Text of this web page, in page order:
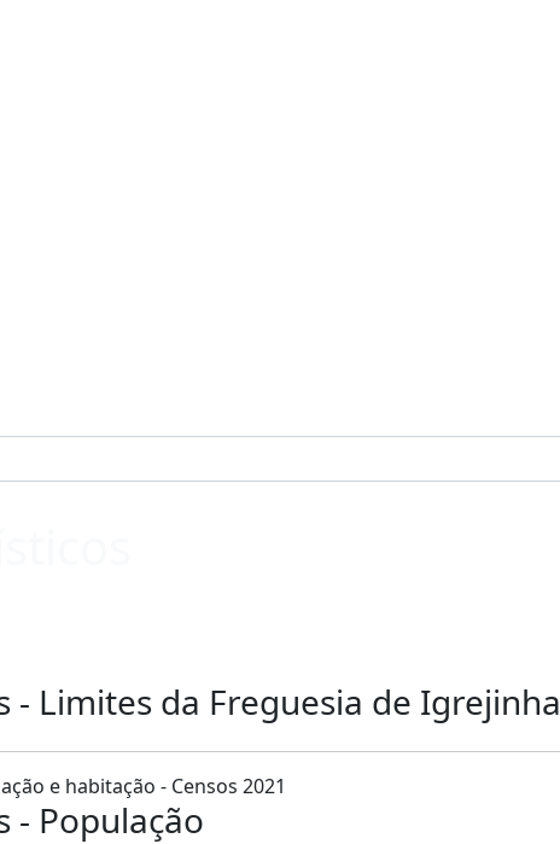
- Limites da Freguesia de Igrejinha
e habitação - Censos 2021
- População